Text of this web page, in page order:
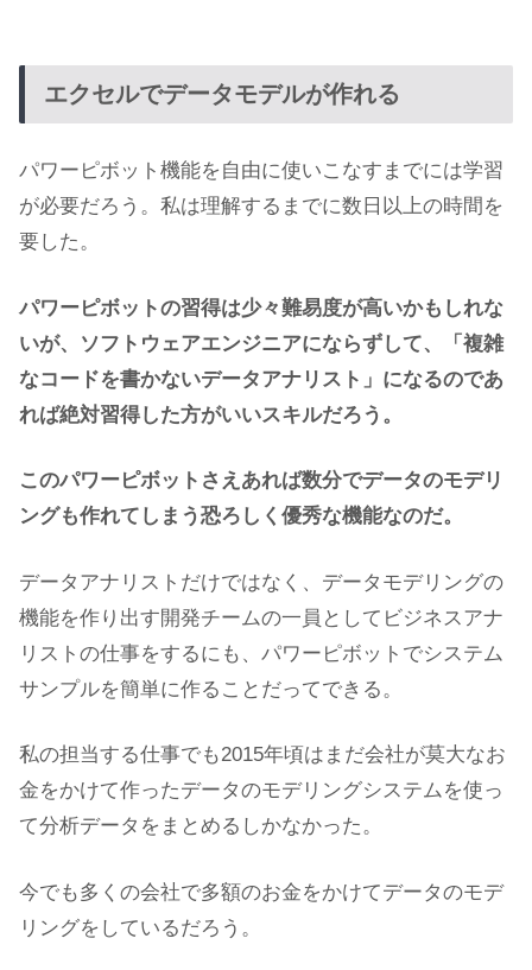
エクセルでデータモデルが作れる
パワーピボット機能を自由に使いこなすまでには学習
が必要だろう。私は理解するまでに数日以上の時間を
要した。
パワーピボットの習得は少々難易度が高いかもしれな
いが、ソフトウェアエンジニアにならずして、「複雑
なコードを書かないデータアナリスト」になるのであ
れば絶対習得した方がいいスキルだろう。
このパワーピボットさえあれば数分でデータのモデリ
ングも作れてしまう恐ろしく優秀な機能なのだ。
データアナリストだけではなく、データモデリングの
機能を作り出す開発チームの一員としてビジネスアナ
リストの仕事をするにも、パワーピボットでシステム
サンプルを簡単に作ることだってできる。
私の担当する仕事でも2015年頃はまだ会社が莫大なお
金をかけて作ったデータのモデリングシステムを使っ
て分析データをまとめるしかなかった。
今でも多くの会社で多額のお金をかけてデータのモデ
リングをしているだろう。